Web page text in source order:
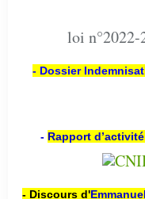
loi
- Dossier
- Rapport
- Discours d'